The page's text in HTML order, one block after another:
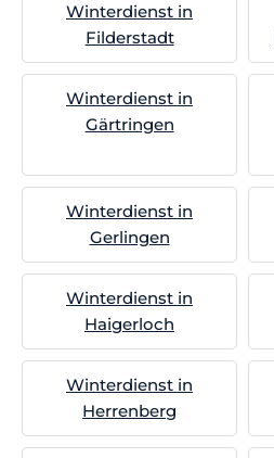
Winterdienst in
Filderstadt
Winterdienst in
Gärtringen
Winterdienst in
Gerlingen
Winterdienst in
Haigerloch
Winterdienst in
Herrenberg